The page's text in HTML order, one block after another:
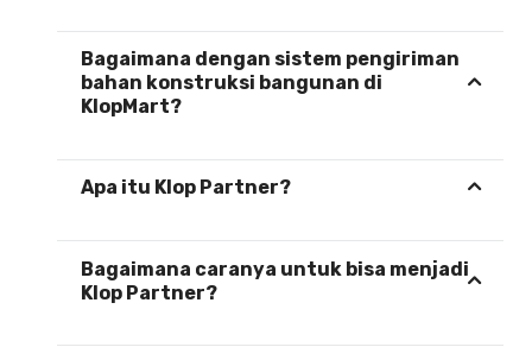
Bagaimana dengan sistem pengiriman
bahan konstruksi bangunan di
KlopMart?
Apa itu Klop Partner?
Bagaimana caranya untuk bisa menjadi
Klop Partner?